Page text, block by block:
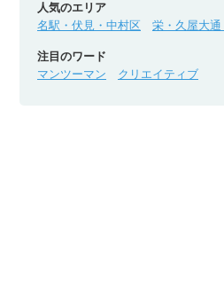
人気のエリア
名駅・伏見・中村区
栄・久屋大通
注目のワード
マンツーマン
クリエイティブ